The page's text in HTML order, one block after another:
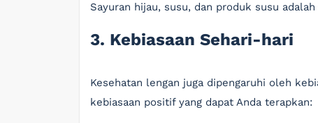
Sayuran hijau, susu, dan produk susu
3. Kebiasaan Sehari-hari
Kesehatan lengan juga dipengaruhi oleh
kebiasaan positif yang dapat Anda terapkan: